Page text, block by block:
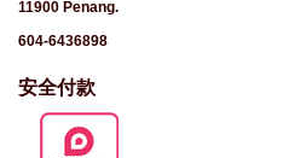
11900 Penang.
604-6436898
安全付款